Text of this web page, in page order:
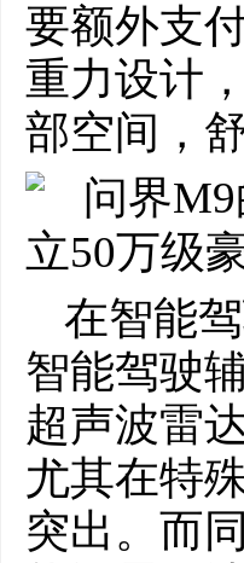
要额外支
重力设计
部空间，
在智能
智能驾驶
超声波雷
尤其在特
突出。而